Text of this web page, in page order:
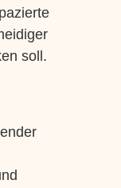
soll.